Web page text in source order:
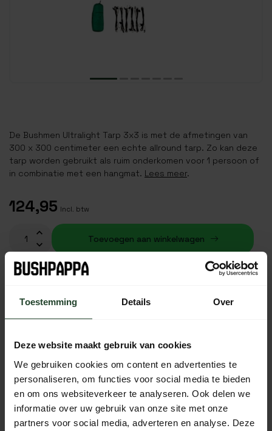
Toestemming Details Over
Deze website maakt gebruik van cookies
We gebruiken cookies om content en advertenties te
personaliseren, om functies voor social media te bieden
en om ons websiteverkeer te analyseren. Ook delen we
informatie over uw gebruik van onze site met onze
partners voor social media, adverteren en analyse. Deze
De Bushmen Ultralight Tarp 3x3 is met de afmetingen van
300 x 300 centimeter een echte allround tarp. Zo kan deze
tarp worden gebruikt als ruim onderkomen voor 1 persoon of
in combinatie met een hangmat. Lees meer.
124,95 Incl. btw
Toevoegen aan winkelwagen
Op voorraad (3)
bestelling vandaag nog verzonden
Ma t/m Vr voor 17:00 besteld, dezelfde dag verzonden
Iedere dag bereikbaar van 10:00 tot 20:00 via de chat,
telefoon of email